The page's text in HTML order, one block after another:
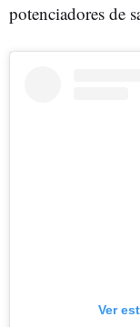
potenciadores de
Ver